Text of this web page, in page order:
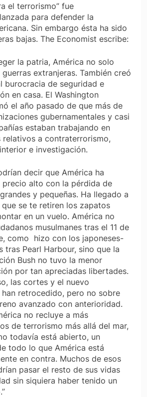
el terrorismo” fue
para defender la
Sin embargo ésta ha sido
bajas. The Economist escribe:
la patria, América no solo
extranjeras. También creó
burocracia de seguridad e
en casa. El Washington
el año pasado de que más de
gubernamentales y casi
estaban trabajando en
relativos a contraterrorismo,
e investigación.
decir que América ha
precio alto con la pérdida de
y pequeñas. Ha llegado a
que se te retiren los zapatos
en un vuelo. América no
musulmanes tras el 11 de
como hizo con los japoneses-
tras Pearl Harbour, sino que la
Bush no tuvo la menor
por tan apreciadas libertades.
las cortes y el nuevo
han retrocedido, pero no sobre
avanzado con anterioridad.
no recluye a más
de terrorismo más allá del mar,
todavía está abierto, un
todo lo que América está
en contra. Muchos de esos
pasar el resto de sus vidas
sin siquiera haber tenido un